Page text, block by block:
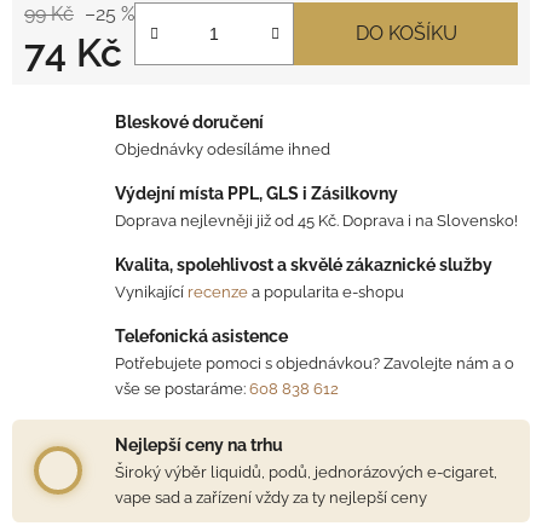
99 Kč –25 %
74 Kč DO KOŠÍKU
Bleskové doručení
Objednávky odesíláme ihned
Výdejní místa PPL, GLS i Zásilkovny
Doprava nejlevněji již od 45 Kč. Doprava i na Slovensko!
Kvalita, spolehlivost a skvělé zákaznické služby
Vynikající recenze a popularita e-shopu
Telefonická asistence
Potřebujete pomoci s objednávkou? Zavolejte nám a o
vše se postaráme: 608 838 612
Nejlepší ceny na trhu
Široký výběr liquidů, podů, jednorázových e-cigaret,
vape sad a zařízení vždy za ty nejlepší ceny